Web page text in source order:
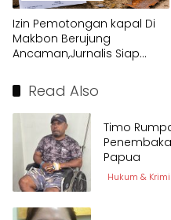
Izin Pemotongan kapal Di
Makbon Berujung
Ancaman,Jurnalis Siap
Read Also
Timo
Papua
Hukum &